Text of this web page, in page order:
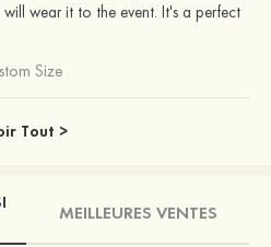
wear it to the event. It's a perfect
Size
Tout >
MEILLEURES VENTES